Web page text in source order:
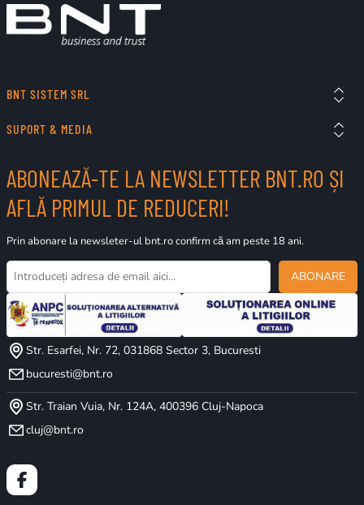
BNT SISTEM SRL
SUPORT & MEDIA
ABONEAZĂ-TE LA NEWSLETTER BNT.RO ȘI
AFLĂ PRIMUL DE REDUCERI!
Prin abonare la newsleter-ul bnt.ro confirm că am peste 18 ani.
ABONARE
Str. Esarfei, Nr. 72, 031868 Sector 3, Bucuresti
bucuresti@bnt.ro
Str. Traian Vuia, Nr. 124A, 400396 Cluj-Napoca
cluj@bnt.ro